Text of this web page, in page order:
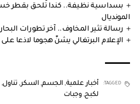
بسداسية نظيفة.. كندا تُلحق بقطر
المونديال
رسالة تثير المخاوف.. آخر تطورات
الإعلام البرتغالي يشنّ هجوما لاذعا على
TAGGED: أخبار علمية, الجسم, السكر, تناول,
لكبح, وجبات